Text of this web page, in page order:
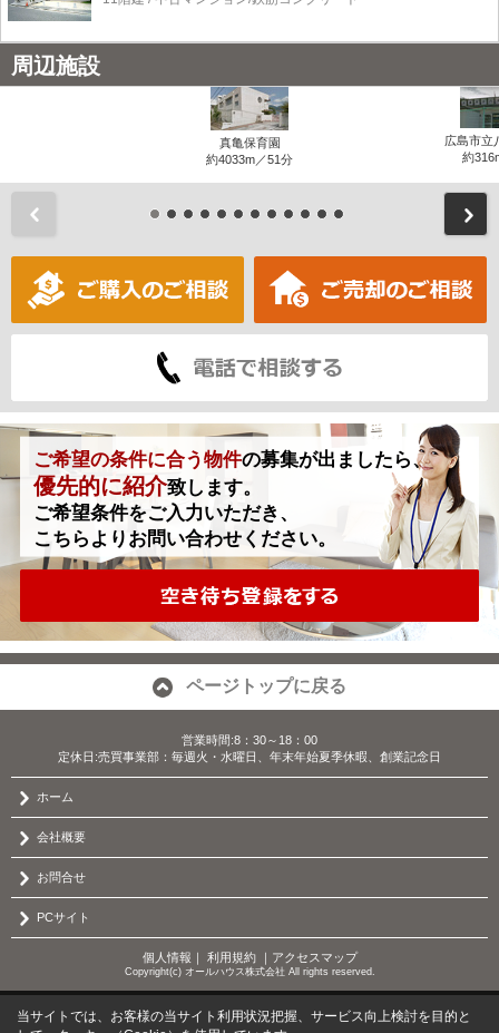
周辺施設
真亀保育園
約4033m／51分
広島市立
約
ご希望の条件に合う物件の募集が出ましたら、
優先的に紹介致します。
ご希望条件をご入力いただき、
こちらよりお問い合わせください。
ページトップに戻る
営業時間:8：30～18：00
定休日:売買事業部：毎週火・水曜日、年末年始夏季休暇、創業記念日
ホーム
会社概要
お問合せ
PCサイト
個人情報 ｜ 利用規約｜ アクセスマップ
Copyright(c) オールハウス株式会社 All rights reserved.
当サイトでは、お客様の当サイト利用状況把握、サービス向上検討を目的と